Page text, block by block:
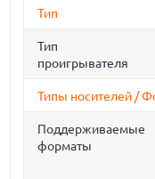
Тип
Тип
проигрывателя
Типы носителей /
Поддерживаемые
форматы